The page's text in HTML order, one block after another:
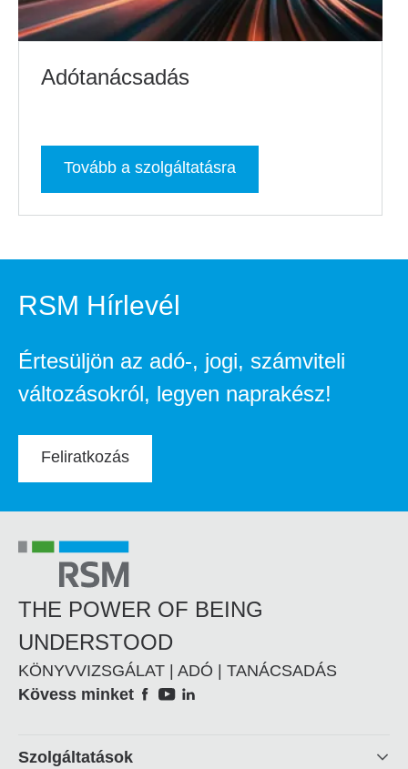
Adótanácsadás
Tovább a szolgáltatásra
RSM Hírlevél
Értesüljön az adó-, jogi, számviteli
változásokról, legyen naprakész!
Feliratkozás
THE POWER OF BEING
UNDERSTOOD
KÖNYVVIZSGÁLAT | ADÓ | TANÁCSADÁS
Social
Kövess minket
Footer
Szolgáltatások